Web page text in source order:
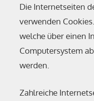
Die Internetseiten
verwenden
welche über einen
Computersystem
werden.
Zahlreiche